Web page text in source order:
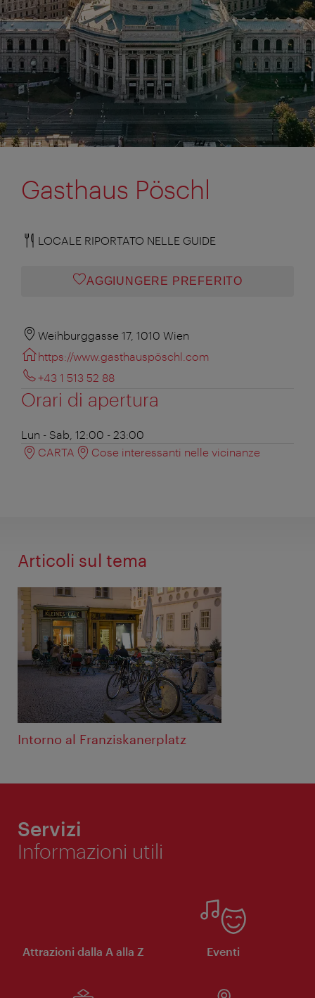
Gasthaus Pöschl
LOCALE RIPORTATO NELLE GUIDE
AGGIUNGERE PREFERITO
Weihburggasse 17, 1010 Wien
https://www.gasthauspöschl.com
+43 1 513 52 88
Orari di apertura
Lun - Sab, 12:00 - 23:00
CARTA
Cose interessanti nelle vicinanze
Articoli sul tema
Intorno al Franziskanerplatz
Servizi
Informazioni utili
Attrazioni dalla A alla Z Eventi